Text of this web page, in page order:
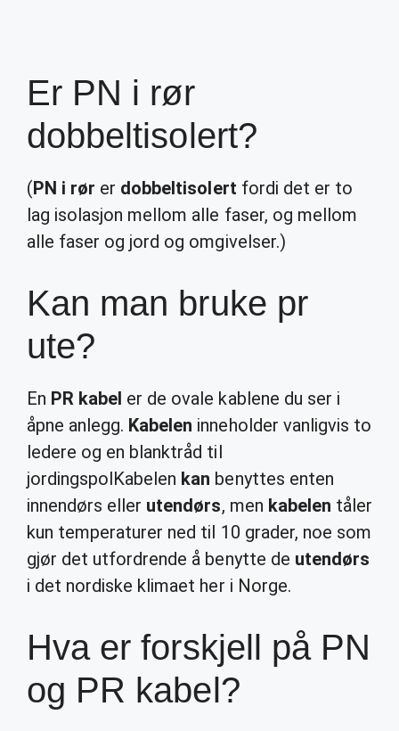
Er PN i rør
dobbeltisolert?
(PN i rør er dobbeltisolert fordi det er to
lag isolasjon mellom alle faser, og mellom
alle faser og jord og omgivelser.)
Kan man bruke pr
ute?
En PR kabel er de ovale kablene du ser i
åpne anlegg. Kabelen inneholder vanligvis to
ledere og en blanktråd til
jordingspolKabelen kan benyttes enten
innendørs eller utendørs, men kabelen tåler
kun temperaturer ned til 10 grader, noe som
gjør det utfordrende å benytte de utendørs
i det nordiske klimaet her i Norge.
Hva er forskjell på PN
og PR kabel?